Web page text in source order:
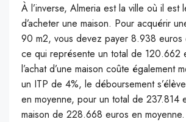
À l’inverse, Almeria est la ville où il est
d’acheter une maison. Pour acquérir
90 m2, vous devez payer 8.938 euros
ce qui représente un total de 120.662
l’achat d’une maison coûte également
un ITP de 4%, le déboursement
en moyenne, pour un total de 237.814
maison de 228.668 euros en moyenne.